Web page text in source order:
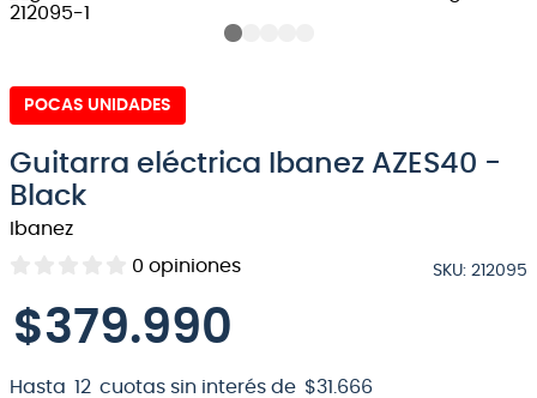
POCAS UNIDADES
Guitarra eléctrica Ibanez AZES40 -
Black
Ibanez
0 opiniones SKU: 212095
$379.990
Hasta 12 cuotas sin interés de $31 666
guitarra electroacústica
5.
amplificador
6 .
guitarra
7.
teclado
8
micrófono
10. violin